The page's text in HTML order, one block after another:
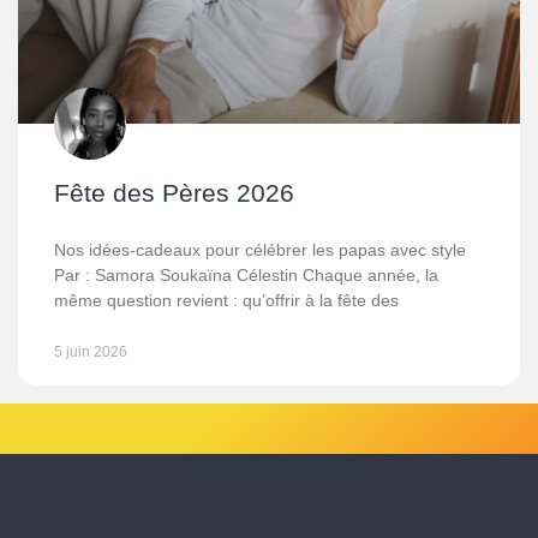
Fête des Pères 2026
Nos idées-cadeaux pour célébrer les papas avec style
Par : Samora Soukaïna Célestin Chaque année, la
même question revient : qu’offrir à la fête des
5 juin 2026